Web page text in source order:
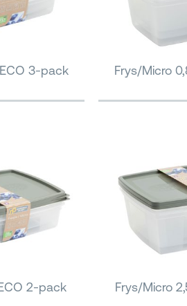
3-pack Frys/Micro
2-pack Frys/Micro